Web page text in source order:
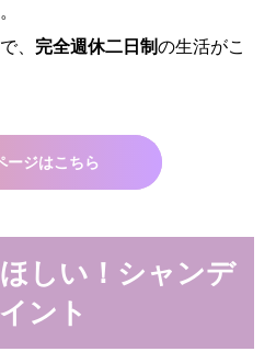
、 完全週休二日制の生活がこ
ージはこちら
しい！シャンデ
ント